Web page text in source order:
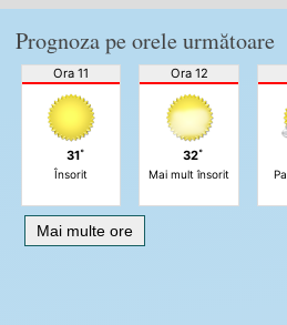
Prognoza pe orele următoare
Ora 11
31˚
Însorit
Ora 12
32˚
Mai mult însorit
Mai multe ore